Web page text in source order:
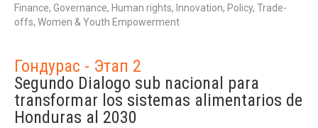
Finance, Governance, Human rights, Innovation, Policy, Trade-
offs, Women & Youth Empowerment
Гондурас - Этап 2
Segundo Dialogo sub nacional para
transformar los sistemas alimentarios de
Honduras al 2030